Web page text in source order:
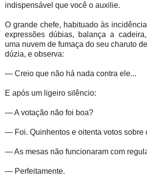
indispensável que você o auxilie.
O grande chefe, habituado às
expressões dúbias, balança a
uma nuvem de fumaça do seu charuto
dúzia, e observa:
— Creio que não há nada contra ele...
E após um ligeiro silêncio:
— A votação não foi boa?
— Foi. Quinhentos e oitenta votos sobre
— As mesas não funcionaram com
— Perfeitamente.